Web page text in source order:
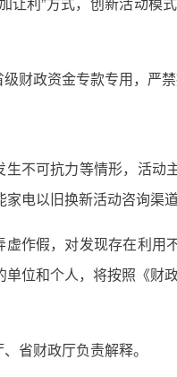
财政资金专款专用，严
生不可抗力等情形，活
电以旧换新活动咨询渠
作假，对发现存在利
位和个人，将按照《财
省财政厅负责解释。